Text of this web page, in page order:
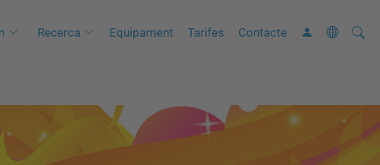
Recerca Equipament Tarifes Contacte Cerca
C
v